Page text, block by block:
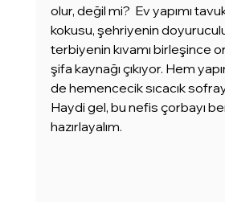
olur, değil mi?  Ev yapımı
kokusu, şehriyenin
terbiyenin kıvamı birleşince
şifa kaynağı çıkıyor. Hem
de hemencecik sıcacık
Haydi gel, bu nefis çorbayı
hazırlayalım.